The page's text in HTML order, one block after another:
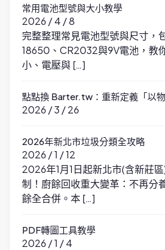
常用電池型號與大小教學
2026 / 4 / 8
完整整理常見電池型號與尺寸，
18650、CR2032與9V電池，教
小、電壓與 […]
點點換 Barter.tw：重新定義「以
2026 / 3 / 26
2026年新北市垃圾分類全攻略
2026 / 1 / 12
2026年1月1日起新北市(含新莊
制！廚餘回收重大變革：不再分
餘全合併。本 […]
PDF轉圖工具教學
2026 / 1 / 4